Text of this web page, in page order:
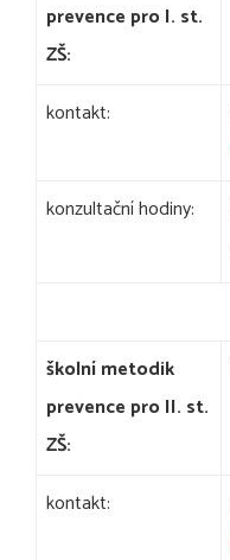
prevence pro I. st.
ZŠ:
kontakt:
konzultační hodiny:
školní metodik
prevence pro II. st.
ZŠ:
kontakt: